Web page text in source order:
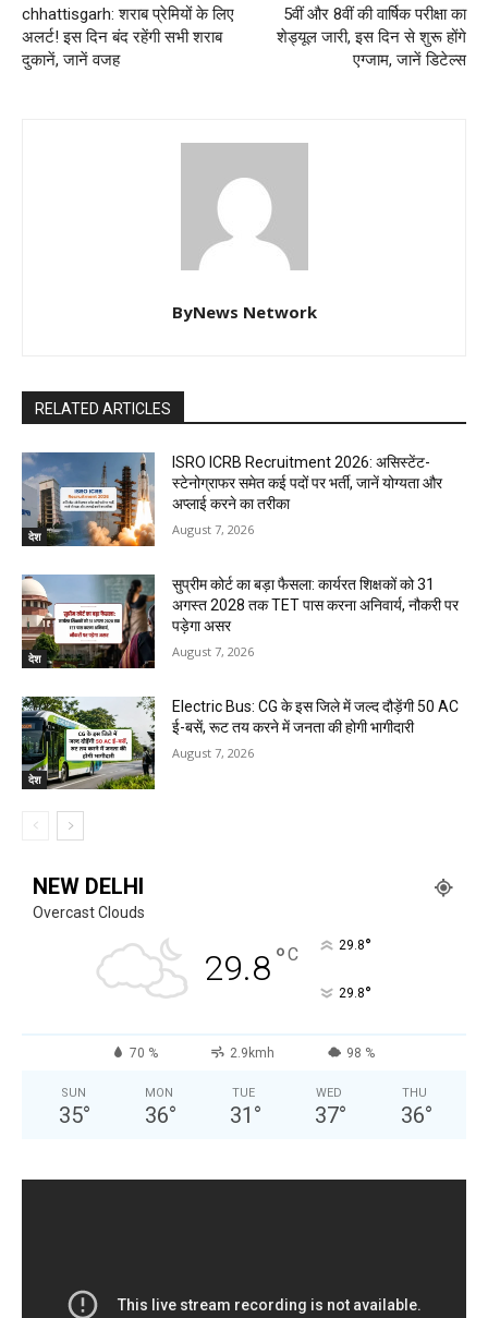
chhattisgarh: शराब प्रेमियों के लिए
अलर्ट! इस दिन बंद रहेंगी सभी शराब
दुकानें, जानें वजह
5वीं और 8वीं की वार्षिक परीक्षा का
शेड्यूल जारी, इस दिन से शुरू होंगे
एग्जाम, जानें डिटेल्स
ByNews Network
RELATED ARTICLES
देश
ISRO ICRB Recruitment 2026: असिस्टेंट-
स्टेनोग्राफर समेत कई पदों पर भर्ती, जानें योग्यता और
अप्लाई करने का तरीका
August 7, 2026
देश
सुप्रीम कोर्ट का बड़ा फैसला: कार्यरत शिक्षकों को 31
अगस्त 2028 तक TET पास करना अनिवार्य, नौकरी पर
पड़ेगा असर
August 7, 2026
देश
Electric Bus: CG के इस जिले में जल्द दौड़ेंगी 50 AC
ई-बसें, रूट तय करने में जनता की होगी भागीदारी
August 7, 2026
NEW DELHI
Overcast Clouds
29.8°C 29.8°
29.8°
70 % 2.9kmh 98 %
SUN
35°
MON
36°
TUE
31 °
WED
37°
THU
36°